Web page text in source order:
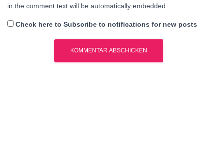
in the comment text will be automatically embedded.
Check here to Subscribe to notifications for new posts